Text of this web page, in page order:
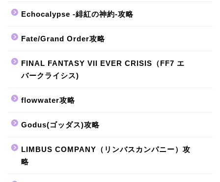
Echocalypse -緋紅の神約-攻略
Fate/Grand Order攻略
FINAL FANTASY VII EVER CRISIS（FF7 エ
バークライシス)
flowwater攻略
Godus(ゴッダス)攻略
LIMBUS COMPANY（リンバスカンパニー）攻
略